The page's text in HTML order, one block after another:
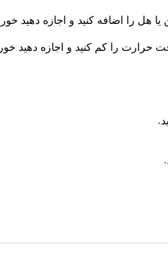
هل را اضافه کنید و اجازه دهید
حرارت را کم کنید و اجازه دهید
.
.